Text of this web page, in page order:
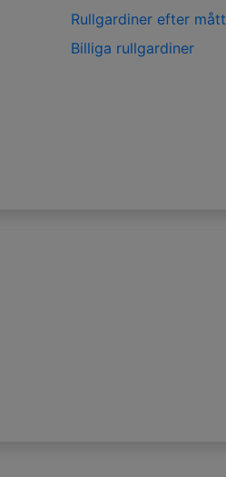
Rullgardiner efter mått
Billiga rullgardiner